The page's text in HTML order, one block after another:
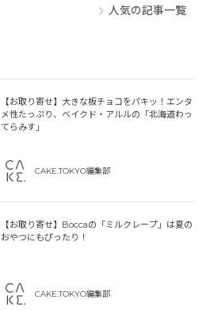
人気の記事一覧
【お取り寄せ】大きな板チョコをパキッ！エンタ
メ性たっぷり、ベイクド・アルルの「北海道わっ
てらみす」
CAKE.TOKYO編集部
【お取り寄せ】Boccaの「ミルクレープ」は夏の
おやつにもぴったり！
CAKE.TOKYO編集部